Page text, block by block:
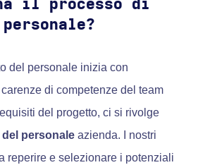
il processo di
del personale inizia con
di competenze del team
del progetto, ci si rivolge
personale azienda. I nostri
reperire e selezionare i potenziali